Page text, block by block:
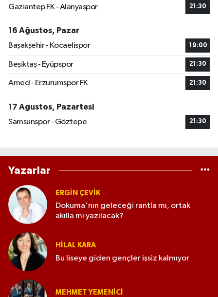
Gaziantep FK - Alanyaspor 21:30
16 Ağustos, Pazar
Başakşehir - Kocaelispor
19:00
Beşiktaş - Eyüpspor 21:30
Amed - Erzurumspor FK 21:30
17 Ağustos, Pazartesi
Samsunspor - Göztepe
21:30
Yazarlar
ERGIN ÇEVİK
Dokuma'nın geleceği rantla mı, ortak
akılla mı yazılacak?
HILAL KARA
Bu liseye giden gençler işsiz kalmıyor
MEHMET YEMENICI